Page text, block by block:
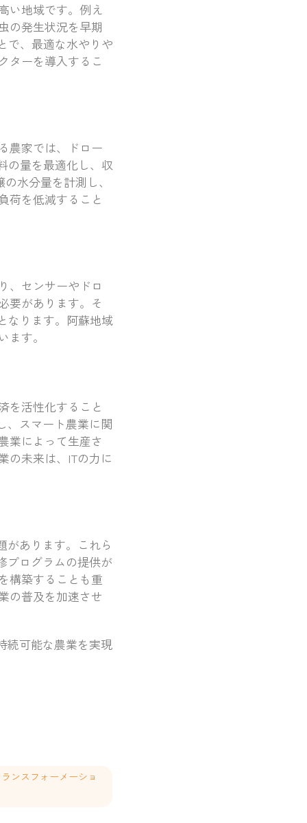
い地域です。例え
の発生状況を早期
で、最適な水やりや
ターを導入するこ
農家では、ドロー
の量を最適化し、収
水分量を計測し、
荷を低減すること
、センサーやドロ
要があります。そ
なります。阿蘇地域
す。
を活性化すること
、スマート農業に関
業によって生産さ
の未来は、ITの力に
があります。これら
プログラムの提供が
構築することも重
の普及を加速させ
続可能な農業を実現
ンスフォーメーショ